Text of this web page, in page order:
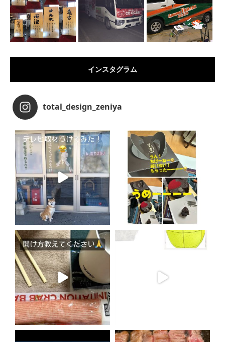
インスタグラム
total_design_zeniya